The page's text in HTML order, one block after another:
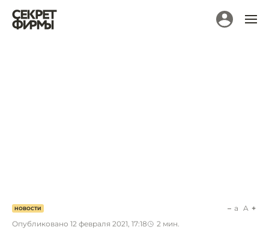
НОВОСТИ
Опубликовано 12 февраля 2021, 17:18 2 мин.
a A